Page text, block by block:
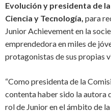
Evolución y presidenta de
Ciencia y Tecnología, para
Junior Achievement en la
emprendedora en miles de
protagonistas de sus propias
“Como presidenta de la
contenta haber sido la autora
rol de Junior en el ámbito de